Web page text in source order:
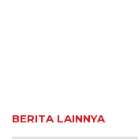
BERITA LAINNYA